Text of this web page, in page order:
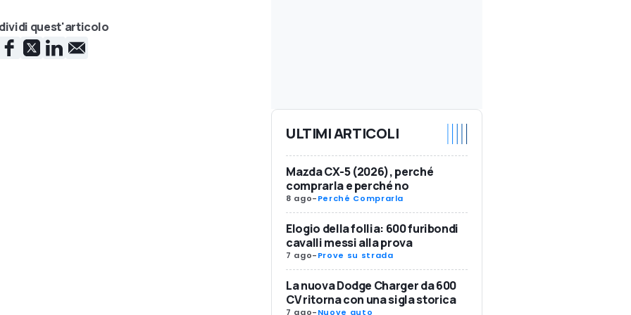
quest'articolo
ULTIMI ARTICOLI
Mazda CX-5 (2026), perché
comprarla e perché no
8 ago-Perché Comprarla
Elogio della follia: 600 furibondi
cavalli messi alla prova
7 ago-Prove su strada
La nuova Dodge Charger da 600
CV ritorna con una sigla storica
7 ago-Nuove auto